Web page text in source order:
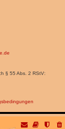
§ 55 Abs. 2 RStV: